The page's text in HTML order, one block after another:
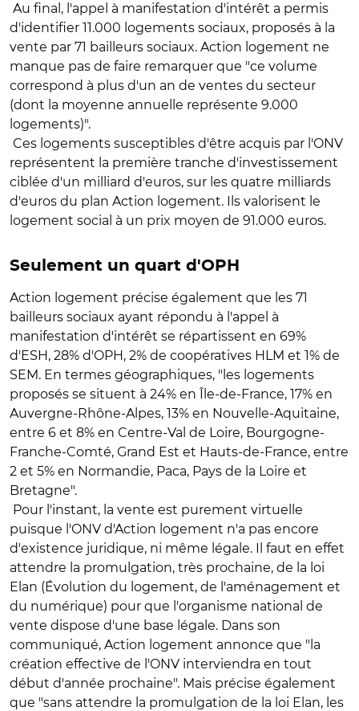
Au final, l'appel à manifestation d'intérêt a permis
d'identifier 11.000 logements sociaux, proposés à la
vente par 71 bailleurs sociaux. Action logement ne
manque pas de faire remarquer que "ce volume
correspond à plus d'un an de ventes du secteur
(dont la moyenne annuelle représente 9.000
logements)".
Ces logements susceptibles d'être acquis par l'ONV
représentent la première tranche d'investissement
ciblée d'un milliard d'euros, sur les quatre milliards
d'euros du plan Action logement. Ils valorisent le
logement social à un prix moyen de 91.000 euros.
Seulement un quart d'OPH
Action logement précise également que les 71
bailleurs sociaux ayant répondu à l'appel à
manifestation d'intérêt se répartissent en 69%
d'ESH, 28% d'OPH, 2% de coopératives HLM et 1% de
SEM. En termes géographiques, "les logements
proposés se situent à 24% en Île-de-France, 17% en
Auvergne-Rhône-Alpes, 13% en Nouvelle-Aquitaine,
entre 6 et 8% en Centre-Val de Loire, Bourgogne-
Franche-Comté, Grand Est et Hauts-de-France, entre
2 et 5% en Normandie, Paca, Pays de la Loire et
Bretagne".
Pour l'instant, la vente est purement virtuelle
puisque l'ONV d'Action logement n'a pas encore
d'existence juridique, ni même légale. Il faut en effet
attendre la promulgation, très prochaine, de la loi
Elan (Évolution du logement, de l'aménagement et
du numérique) pour que l'organisme national de
vente dispose d'une base légale. Dans son
communiqué, Action logement annonce que "la
création effective de l'ONV interviendra en tout
début d'année prochaine". Mais précise également
que "sans attendre la promulgation de la loi Elan, les